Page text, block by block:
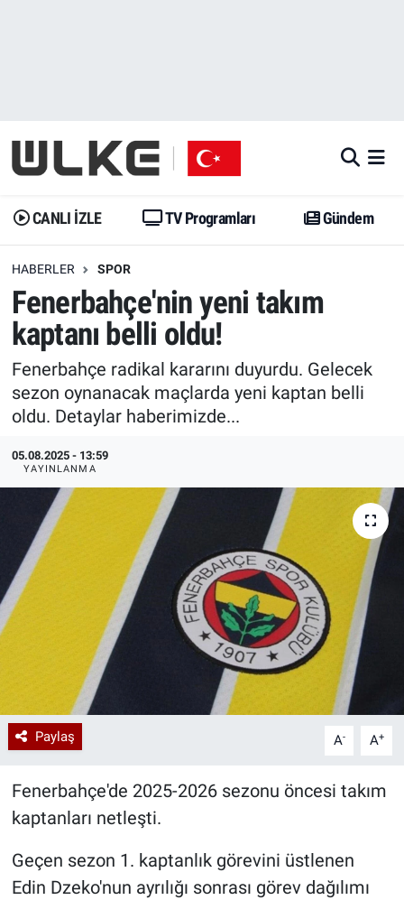
CANLI İZLE TV Programları Gündem
HABERLER SPOR
Fenerbahçe'nin yeni takım
kaptanı belli oldu!
Fenerbahçe radikal kararını duyurdu. Gelecek
sezon oynanacak maçlarda yeni kaptan belli
oldu. Detaylar haberimizde...
05.08.2025 - 13:59
YAYINLANMA
Paylaş A- A+
Fenerbahçe'de 2025-2026 sezonu öncesi takım
kaptanları netleşti.
Geçen sezon 1. kaptanlık görevini üstlenen
Edin Dzeko'nun ayrılığı sonrası görev dağılımı
Gündem
Dünya
Erişim Bilgileri
Ekonomi
Trend
Yazarlar
Gündem
Trend
Erişim Bilgileri
Spor
Ekonomi
Medya
Özel Haberler
Erişim Bilgileri
Sağlık
Teknoloji
İstanbul Namaz Vakitleri
Trafik Durumu
Erişim Bilgileri
Tüm Manşetler
Son Dakika Haberleri